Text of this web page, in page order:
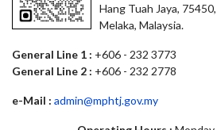
Hang Tuah Jaya,
Melaka, Malaysia.
General Line 1 : +606 - 232 3773
General Line 2 : +606 - 232 2778
e-Mail : admin@mphtj.gov.my